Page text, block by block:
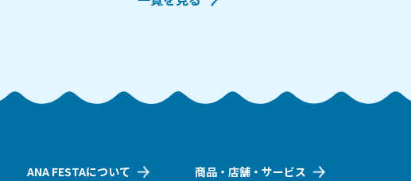
ANA FESTAについて 商品・店舗・サービス